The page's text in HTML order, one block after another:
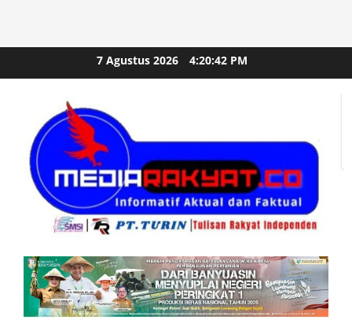
to
7 Agustus 2026 4:20:44 PM